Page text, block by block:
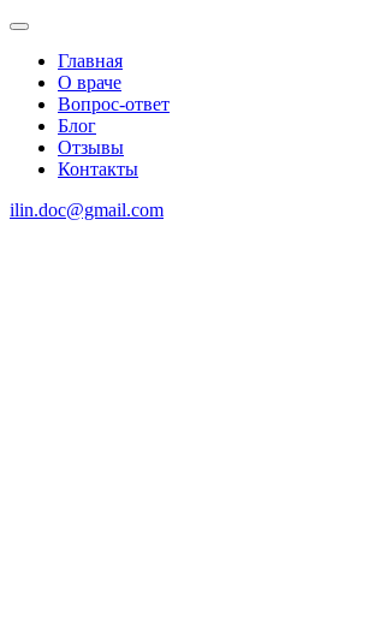
Главная
О враче
Вопрос-ответ
Блог
Отзывы
Контакты
ilin.doc@gmail.com